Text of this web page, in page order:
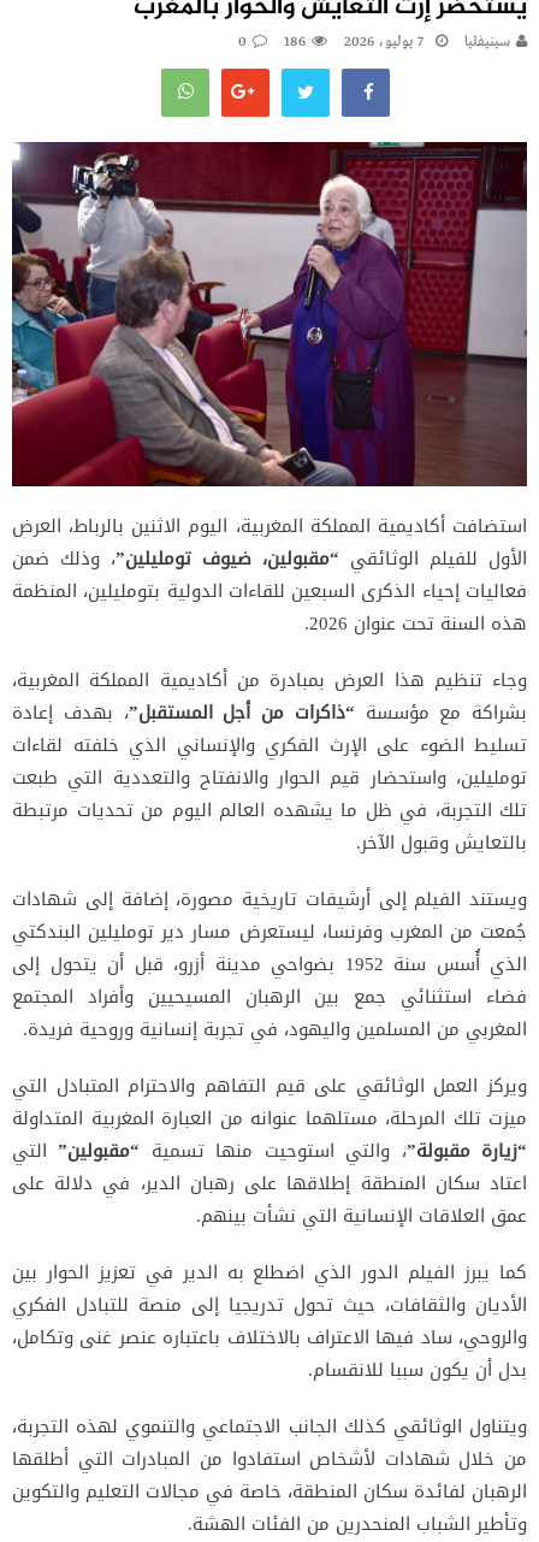
سينيفليا 7 يوليو، 2026 186
0
استضافت أكاديمية المملكة المغربية، اليوم الاثنين بالرباط، العرض
الأول للفيلم الوثائقي “مقبولين، ضيوف تومليلين”، وذلك ضمن
فعاليات إحياء الذكرى السبعين للقاءات الدولية بتومليلين، المنظمة
هذه السنة تحت عنوان 2026.
وجاء تنظيم هذا العرض بمبادرة من أكاديمية المملكة المغربية،
بشراكة مع مؤسسة “ذاكرات من أجل المستقبل”، بهدف إعادة
تسليط الضوء على الإرث الفكري والإنساني الذي خلفته لقاءات
تومليلين، واستحضار قيم الحوار والانفتاح والتعددية التي طبعت
تلك التجربة، في ظل ما يشهده العالم اليوم من تحديات مرتبطة
بالتعايش وقبول الآخر.
ويستند الفيلم إلى أرشيفات تاريخية مصورة، إضافة إلى شهادات
جُمعت من المغرب وفرنسا، ليستعرض مسار دير تومليلين البندكتي
الذي أُسس سنة 1952 بضواحي مدينة أزرو، قبل أن يتحول إلى
فضاء استثنائي جمع بين الرهبان المسيحيين وأفراد المجتمع
المغربي من المسلمين واليهود، في تجربة إنسانية وروحية فريدة.
ويركز العمل الوثائقي على قيم التفاهم والاحترام المتبادل التي
ميزت تلك المرحلة، مستلهما عنوانه من العبارة المغربية المتداولة
“زيارة مقبولة”، والتي استوحيت منها تسمية “مقبولين”التي
اعتاد سكان المنطقة إطلاقها على رهبان الدير، في دلالة على
عمق العلاقات الإنسانية التي نشأت بينهم.
كما يبرز الفيلم الدور الذي اضطلع به الدير في تعزيز الحوار بين
الأديان والثقافات، حيث تحول تدريجيا إلى منصة للتبادل الفكري
والروحي، ساد فيها الاعتراف بالاختلاف باعتباره عنصر غنى وتكامل،
بدل أن يكون سببا للانقسام.
ويتناول الوثائقي كذلك الجانب الاجتماعي والتنموي لهذه التجربة،
من خلال شهادات لأشخاص استفادوا من المبادرات التي أطلقها
الرهبان لفائدة سكان المنطقة، خاصة في مجالات التعليم والتكوين
وتأطير الشباب المنحدرين من الفئات الهشة.